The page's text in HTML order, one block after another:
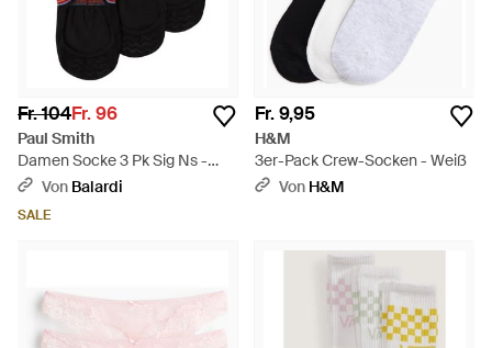
Fr. 104Fr. 96
Paul Smith
Damen Socke 3 Pk Sig Ns -
Schwarz
Von Balardi
SALE
Fr. 9,95
H&M
3er-Pack Crew-Socken - Weiß
Von H&M